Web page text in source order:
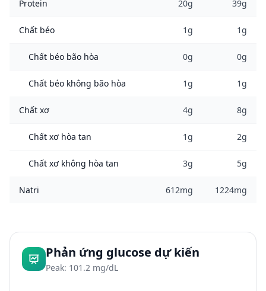
Protein 20g 39g
Chất béo 1g 1g
Chất béo bão hòa 0g 0g
Chất béo không bão hòa 1g 1g
Chất xơ 4g 8g
Chất xơ hòa tan 1g 2g
Chất xơ không hòa tan 3g 5g
Natri 612mg 1224mg
Phản ứng glucose dự kiến
Peak: 101.2 mg/dL